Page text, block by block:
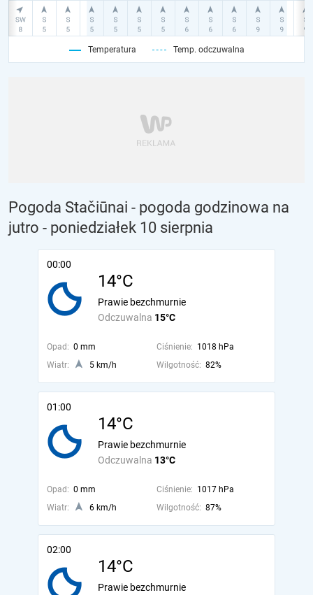
Temperatura Temp. odczuwalna
Pogoda Stačiūnai - pogoda godzinowa na
jutro - poniedziałek 10 sierpnia
00:00
14°C
Odczuwalna 15°C
Prawie bezchmurnie
Opad: 0 mm Ciśnienie: 1018 hPa
Wiatr:
5 km/h Wilgotność: 82%
01:00
14°C
Odczuwalna 13°C
Prawie bezchmurnie
Opad: 0 mm Ciśnienie: 1017 hPa
Wiatr:
6 km/h Wilgotność: 87%
02:00
14°C
Prawie bezchmurnie